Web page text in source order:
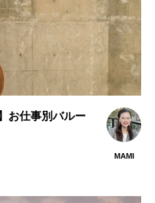
お仕事別バルー
MAMI